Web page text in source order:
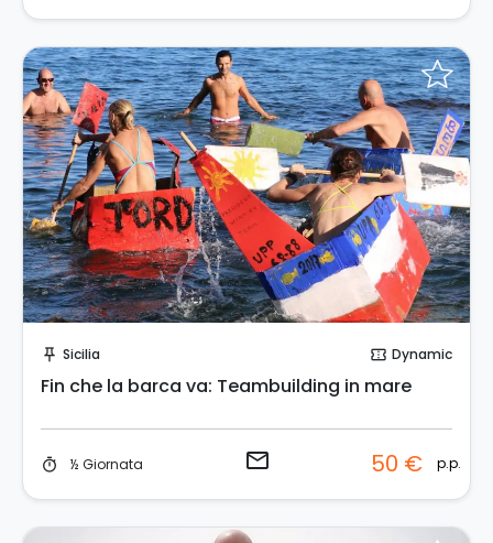
push_pin Sicilia confirmation_number Dynamic
Fin che la barca va: Teambuilding in mare
timer ½ Giornata email 50 € p.p.